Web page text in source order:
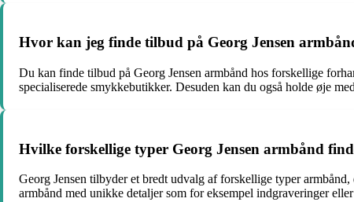
Hvor kan jeg finde tilbud på Georg Jensen
Du kan finde tilbud på Georg Jensen armbånd hos forskellige
specialiserede smykkebutikker. Desuden kan du også holde øje
Hvilke forskellige typer Georg Jensen armbånd
Georg Jensen tilbyder et bredt udvalg af forskellige typer
armbånd med unikke detaljer som for eksempel indgraveringer